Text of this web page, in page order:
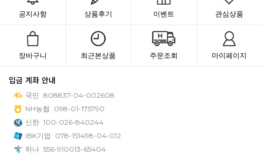
공지사항 상품후기 이벤트 관심상품
장바구니 최근본상품 주문조회 마이페이지
입금 계좌 안내
국민 808837-04-002608
NH농협
098-01-175790
신한 100-026-840244
IBK기업
078-151498-04-012
하나 556-910013-65404